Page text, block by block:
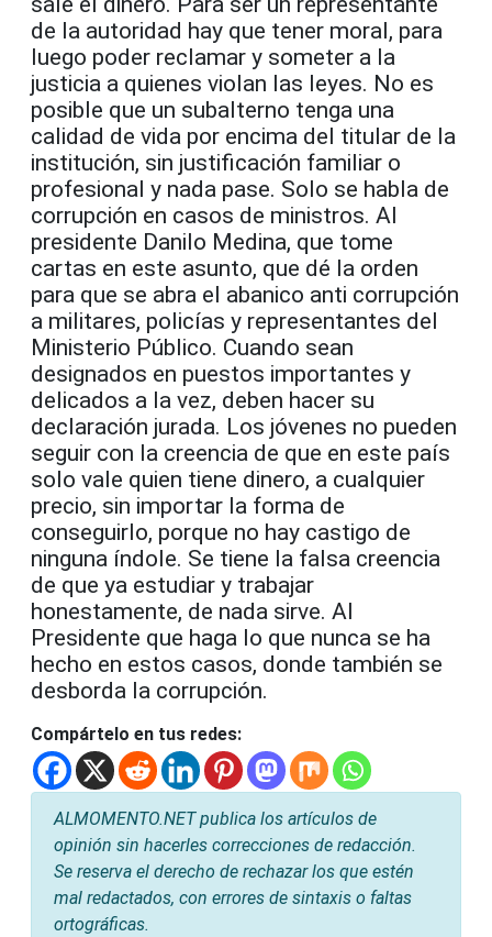
de la autoridad hay que tener moral, para
luego poder reclamar y someter a la
justicia a quienes violan las leyes. No es
posible que un subalterno tenga una
calidad de vida por encima del titular de la
institución, sin justificación familiar o
profesional y nada pase. Solo se habla de
corrupción en casos de ministros. Al
presidente Danilo Medina, que tome
cartas en este asunto, que dé la orden
para que se abra el abanico anti corrupción
a militares, policías y representantes del
Ministerio Público. Cuando sean
designados en puestos importantes y
delicados a la vez, deben hacer su
declaración jurada. Los jóvenes no pueden
seguir con la creencia de que en este país
solo vale quien tiene dinero, a cualquier
precio, sin importar la forma de
conseguirlo, porque no hay castigo de
ninguna índole. Se tiene la falsa creencia
de que ya estudiar y trabajar
honestamente, de nada sirve. Al
Presidente que haga lo que nunca se ha
hecho en estos casos, donde también se
desborda la corrupción.
Compártelo en tus redes:
ALMOMENTO.NET publica los artículos de
opinión sin hacerles correcciones de redacción.
Se reserva el derecho de rechazar los que estén
mal redactados, con errores de sintaxis o faltas
ortográficas.